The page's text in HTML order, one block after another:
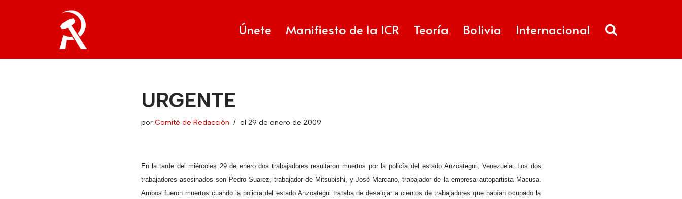
Únete Manifiesto de la ICR Teoría Bolivia Internacional
URGENTE
por Comité de Redacción el 29 de enero de 2009
En la tarde del miércoles 29 de enero dos trabajadores resultaron muertos por la policía del estado Anzoategui, Venezuela. Los dos
trabajadores asesinados son Pedro Suarez, trabajador de Mitsubishi, y José Marcano, trabajador de la empresa autopartista Macusa.
Ambos fueron muertos cuando la policía del estado Anzoategui trataba de desalojar a cientos de trabajadores que habían ocupado la